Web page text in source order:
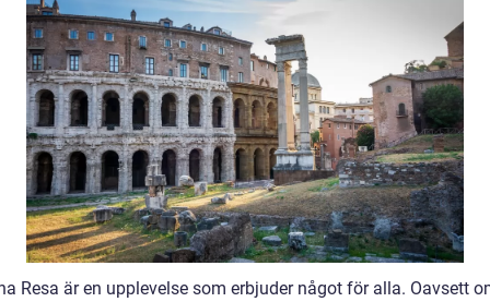
Resa är en upplevelse som erbjuder något för alla. Oavsett